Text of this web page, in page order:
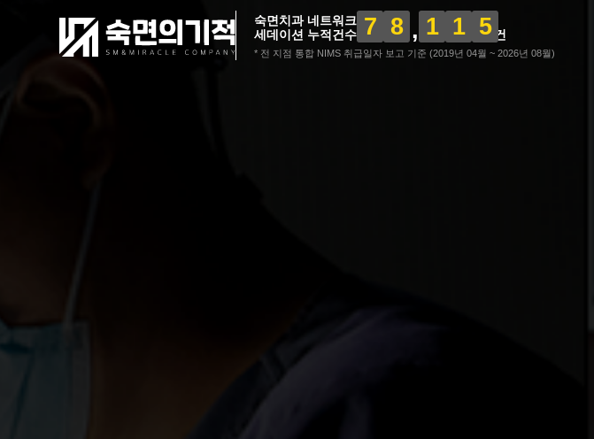
숙면치과 네트워크
세데이션 누적건수
7 8 1 1 5 건
* 전 지점 통합 NIMS 취급일자 보고 기준 (2019년 04월 ~ 2026년 08월)